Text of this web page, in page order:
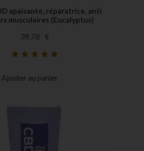
apaisante, réparatrice, anti
musculaires (Eucalyptus)
39,78
€
notations
Ajouter au panier